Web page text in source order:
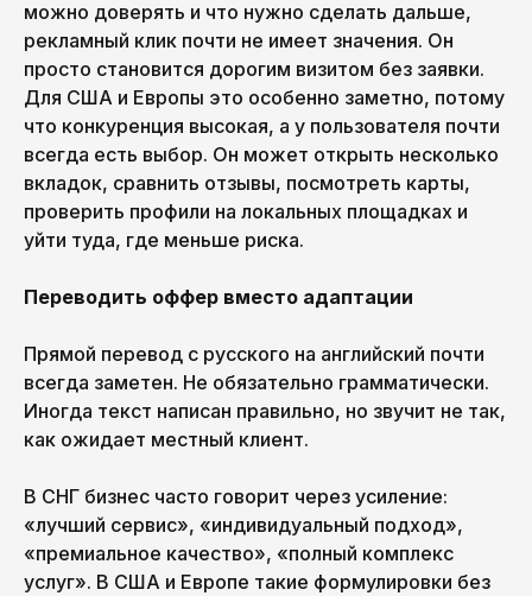
можно доверять и что нужно сделать дальше,
рекламный клик почти не имеет значения. Он
просто становится дорогим визитом без заявки.
Для США и Европы это особенно заметно, потому
что конкуренция высокая, а у пользователя почти
всегда есть выбор. Он может открыть несколько
вкладок, сравнить отзывы, посмотреть карты,
проверить профили на локальных площадках и
уйти туда, где меньше риска.
Переводить оффер вместо адаптации
Прямой перевод с русского на английский почти
всегда заметен. Не обязательно грамматически.
Иногда текст написан правильно, но звучит не так,
как ожидает местный клиент.
В СНГ бизнес часто говорит через усиление:
«лучший сервис», «индивидуальный подход»,
«премиальное качество», «полный комплекс
услуг». В США и Европе такие формулировки без